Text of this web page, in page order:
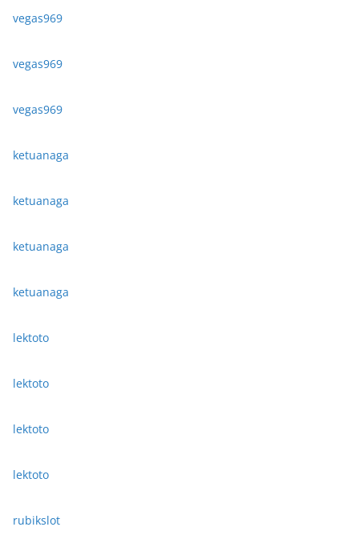
vegas969
vegas969
vegas969
ketuanaga
ketuanaga
ketuanaga
ketuanaga
lektoto
lektoto
lektoto
lektoto
rubikslot